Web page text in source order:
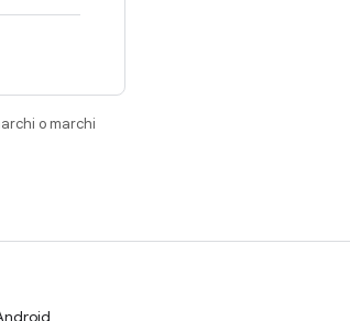
o marchi